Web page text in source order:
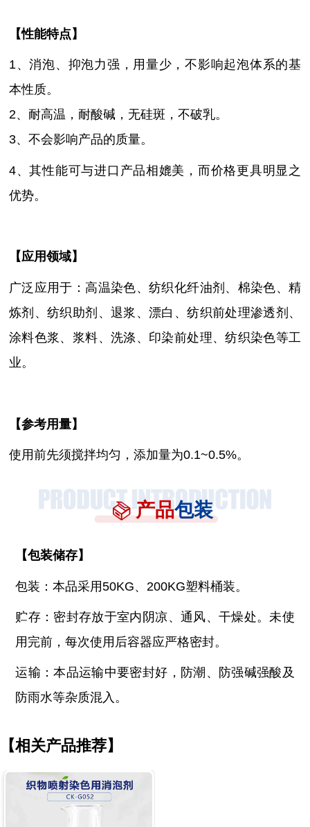
【性能特点】
1、消泡、抑泡力强，用量少，不影响起泡体系的基
本性质。
2、耐高温，耐酸碱，无硅斑，不破乳。
3、不会影响产品的质量。
4、其性能可与进口产品相媲美，而价格更具明显之
优势。
【应用领域】
广泛应用于：高温染色、纺织化纤油剂、棉染色、精
炼剂、纺织助剂、退浆、漂白、纺织前处理渗透剂、
涂料色浆、浆料、洗涤、印染前处理、纺织染色等工
业。
【参考用量】
使用前先须搅拌均匀，添加量为0.1~0.5%。
产品包装
【包装储存】
包装：本品采用50KG、200KG塑料桶装。
贮存：密封存放于室内阴凉、通风、干燥处。未使
用完前，每次使用后容器应严格密封。
运输：本品运输中要密封好，防潮、防强碱强酸及
防雨水等杂质混入。
【相关产品推荐】